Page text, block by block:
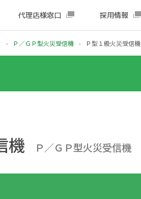
代理店様窓口 採用情報
Ｐ／ＧＰ型火災受信機 Ｐ型１級火災受信機
機 Ｐ／ＧＰ型火災受信機